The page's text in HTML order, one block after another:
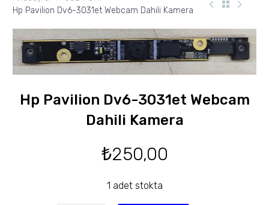
Hp Pavilion Dv6-3031et Webcam Dahili Kamera
Hp Pavilion Dv6-3031et Webcam
Dahili Kamera
₺250,00
1 adet stokta